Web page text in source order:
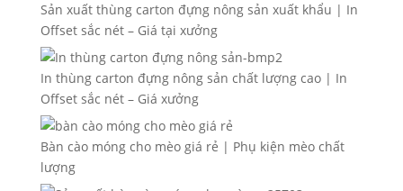
Sản xuất thùng carton đựng nông sản xuất khẩu | In
Offset sắc nét – Giá tại xưởng
In thùng carton đựng nông sản chất lượng cao | In
Offset sắc nét – Giá xưởng
Bàn cào móng cho mèo giá rẻ | Phụ kiện mèo chất
lượng